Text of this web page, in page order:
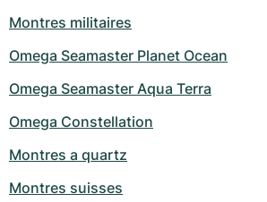
Montres militaires
Omega Seamaster Planet Ocean
Omega Seamaster Aqua Terra
Omega Constellation
Montres a quartz
Montres suisses